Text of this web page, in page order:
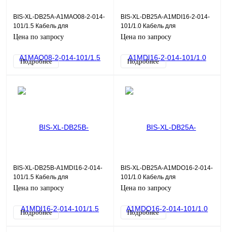
BIS-XL-DB25A-A1MAO08-2-014-
101/1.5 Кабель для
объединительной платы DB25-
Цена по запросу
Подробнее
BIS-XL-DB25A-A1MDI16-2-014-
101/1.0 Кабель для
объединительной платы DB25-
Цена по запросу
Подробнее
BIS-XL-DB25B-A1MDI16-2-014-
101/1.5 Кабель для
объединительной платы DB25-
Цена по запросу
Подробнее
BIS-XL-DB25A-A1MDO16-2-014-
101/1.0 Кабель для
объединительной платы DB25-
Цена по запросу
Подробнее